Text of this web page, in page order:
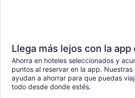
Llega más lejos con la app
Ahorra en hoteles seleccionados y
puntos al reservar en la app.
ayudan a ahorrar para que puedas
todo desde donde estés.